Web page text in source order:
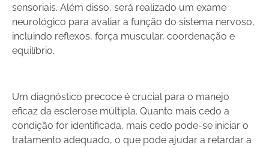
sensoriais. Além disso, será realizado um exame
neurológico para avaliar a função do sistema nervoso,
incluindo reflexos, força muscular, coordenação e
equilíbrio.
Um diagnóstico precoce é crucial para o manejo
eficaz da esclerose múltipla. Quanto mais cedo a
condição for identificada, mais cedo pode-se iniciar o
tratamento adequado, o que pode ajudar a retardar a